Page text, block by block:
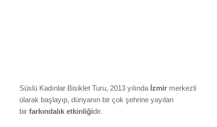
Süslü Kadınlar Bisiklet Turu, 2013 yılında İzmir merkezli
olarak başlayıp, dünyanın bir çok şehrine yayılan
bir farkındalık etkinliğidir.